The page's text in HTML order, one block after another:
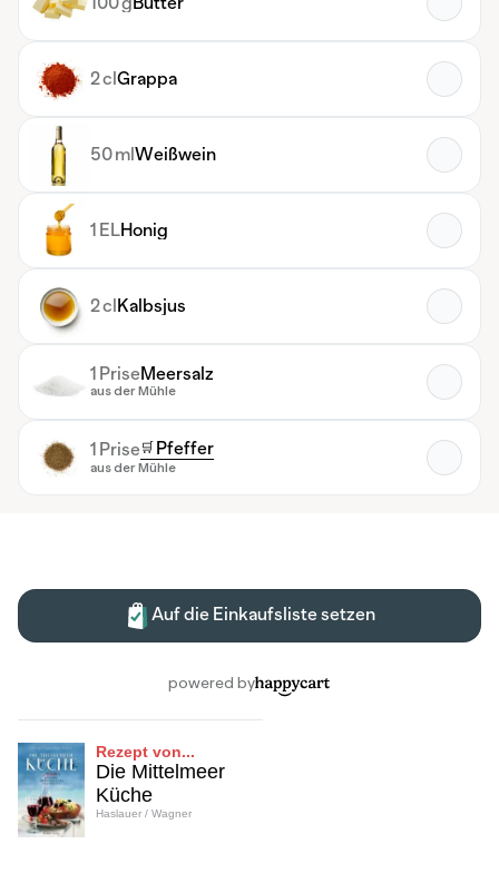
Rezept von...
Die Mittelmeer
Küche
Haslauer / Wagner